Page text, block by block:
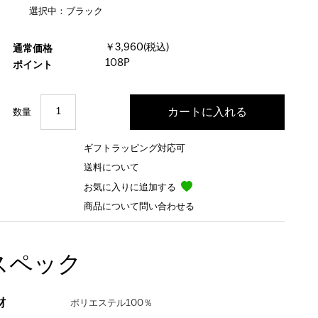
選択中：ブラック
通常価格
￥3,960(税込)
ポイント
108P
数量
ギフトラッピング対応可
送料について
お気に入りに追加する
商品について問い合わせる
ペック
ポリエステル100％